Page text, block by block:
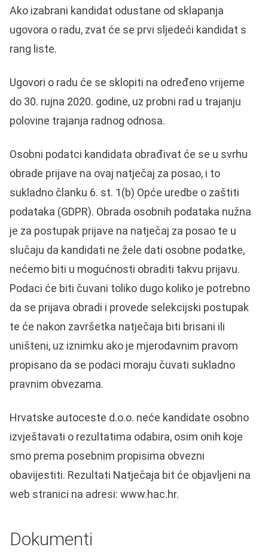
Ako izabrani kandidat odustane od sklapanja
ugovora o radu, zvat će se prvi sljedeći kandidat s
rang liste.
Ugovori o radu će se sklopiti na određeno vrijeme
do 30. rujna 2020. godine, uz probni rad u trajanju
polovine trajanja radnog odnosa.
Osobni podatci kandidata obrađivat će se u svrhu
obrade prijave na ovaj natječaj za posao, i to
sukladno članku 6. st. 1(b) Opće uredbe o zaštiti
podataka (GDPR). Obrada osobnih podataka nužna
je za postupak prijave na natječaj za posao te u
slučaju da kandidati ne žele dati osobne podatke,
nećemo biti u mogućnosti obraditi takvu prijavu.
Podaci će biti čuvani toliko dugo koliko je potrebno
da se prijava obradi i provede selekcijski postupak
te će nakon završetka natječaja biti brisani ili
uništeni, uz iznimku ako je mjerodavnim pravom
propisano da se podaci moraju čuvati sukladno
pravnim obvezama.
Hrvatske autoceste d.o.o. neće kandidate osobno
izvještavati o rezultatima odabira, osim onih koje
smo prema posebnim propisima obvezni
obavijestiti. Rezultati Natječaja bit će objavljeni na
web stranici na adresi: www.hac.hr.
Dokumenti